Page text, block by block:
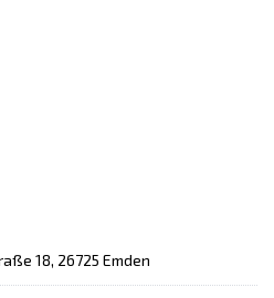
18, 26725 Emden